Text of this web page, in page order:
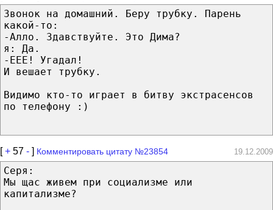
Звонок на домашний. Беру трубку. Парень
какой-то:
-Алло. Здавствуйте. Это Дима?
я: Да.
-ЕЕЕ! Угадал!
И вешает трубку.
Видимо кто-то играет в битву экстрасенсов
по телефону :)
[+ 57 - ] Комментировать цитату №23854 19.12.2009
Серя:
Мы щас живем при социализме или
капитализме?